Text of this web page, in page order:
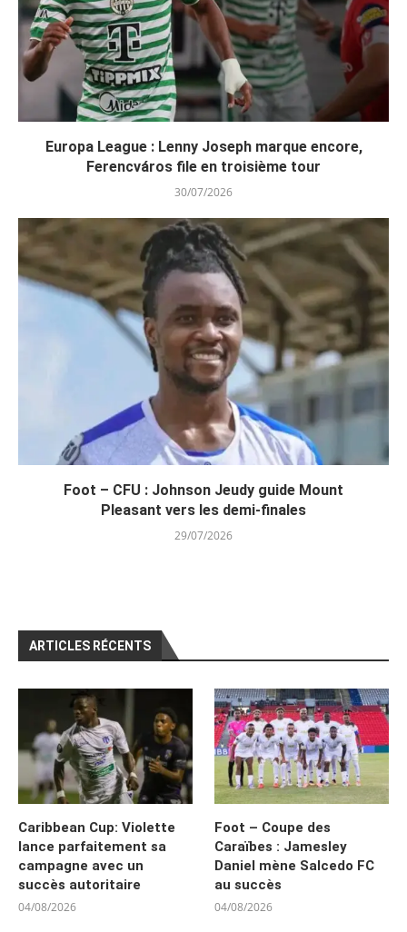
Europa League : Lenny Joseph marque encore,
Ferencváros file en troisième tour
30/07/2026
Foot – CFU : Johnson Jeudy guide Mount
Pleasant vers les demi-finales
29/07/2026
ARTICLES RÉCENTS
Caribbean Cup: Violette
lance parfaitement sa
campagne avec un
succès autoritaire
04/08/2026
Foot – Coupe des
Caraïbes : Jamesley
Daniel mène Salcedo FC
au succès
04/08/2026